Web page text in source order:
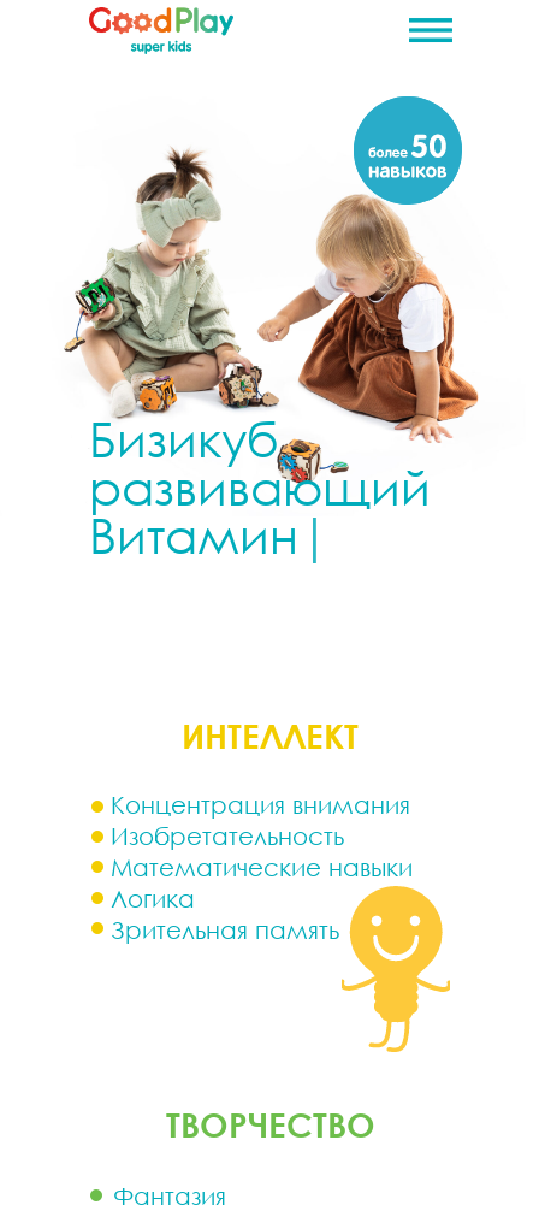
Витамин 5х5х5
Бизикуб
развивающий
Витамин |
ИНТЕЛЛЕКТ
ТВОРЧЕСТВО
Концентрация внимания
Изобретательность
Математические навыки
Логика
Зрительная память
Фантазия